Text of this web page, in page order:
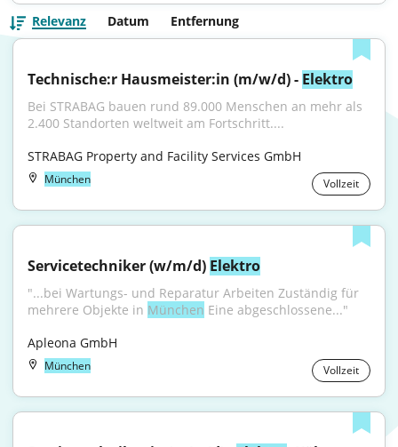
Relevanz Datum Entfernung
Technische:r Hausmeister:in (m/w/d) - Elektro
Bei STRABAG bauen rund 89.000 Menschen an mehr als
2.400 Standorten weltweit am Fortschritt....
STRABAG Property and Facility Services GmbH
München Vollzeit
Servicetechniker (w/m/d) Elektro
"...bei Wartungs- und Reparatur Arbeiten Zuständig für
mehrere Objekte in München Eine abgeschlossene..."
Apleona GmbH
München Vollzeit